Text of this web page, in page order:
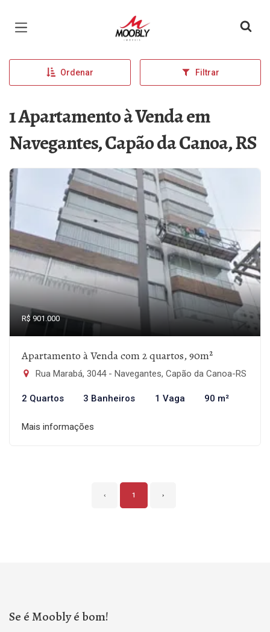
Página inicial
Ordenar Filtrar
1 Apartamento à Venda em
Navegantes, Capão da Canoa, RS
R$ 901.000
Apartamento à Venda com 2 quartos, 90m²
Rua Marabá, 3044 - Navegantes, Capão da Canoa-RS
2 Quartos 3 Banheiros 1 Vaga 90 m²
Mais informações
‹ 1 ›
Se é Moobly é bom!